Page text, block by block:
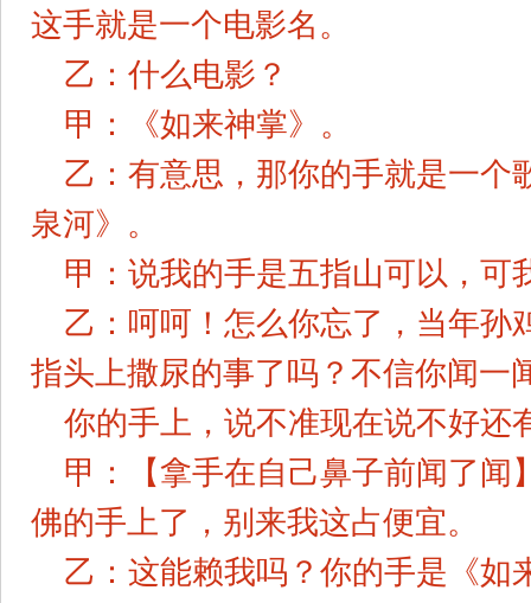
这手就是一个电影名。
乙：什么电影？
甲：《如来神掌》。
乙：有意思，那你的手就是一个
泉河》。
甲：说我的手是五指山可以，可
乙：呵呵！怎么你忘了，当年孙
指头上撒尿的事了吗？不信你闻一
你的手上，说不准现在说不好还
甲：【拿手在自己鼻子前闻了闻
佛的手上了，别来我这占便宜。
乙：这能赖我吗？你的手是《如